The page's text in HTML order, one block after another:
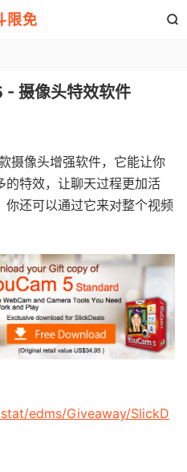
限免 
摄像头特效软件
摄像头增强软件，它能让你
的特效，让聊天过程更加活
还可以通过它来对整个视频
edms/Giveaway/SlickD